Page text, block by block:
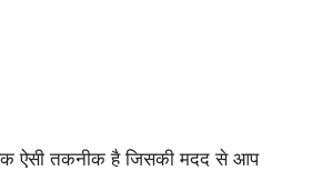
ऐसी तकनीक है जिसकी मदद से आप